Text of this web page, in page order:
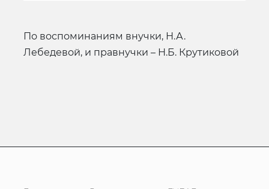
по воспоминаниям внучки, Н.А.
Лебедевой, и правнучки – Н.Б. Крутиковой